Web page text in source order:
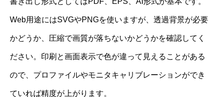
Web用途にはSVGやPNGを使いますが、透過背景が必要
かどうか、圧縮で画質が落ちないかどうかを確認してく
ださい。印刷と画面表示で色が違って見えることがある
ので、プロファイルやモニタキャリブレーションができ
ていれば精度が上がります。